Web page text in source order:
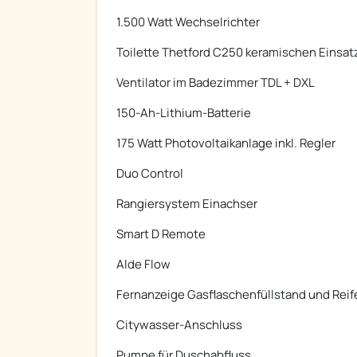
1.500 Watt Wechselrichter
Toilette Thetford C250 keramischen
Ventilator im Badezimmer TDL + DXL
150-Ah-Lithium-Batterie
175 Watt Photovoltaikanlage inkl. Regler
Duo Control
Rangiersystem Einachser
Smart D Remote
Alde Flow
Fernanzeige Gasflaschenfüllstand und
Citywasser-Anschluss